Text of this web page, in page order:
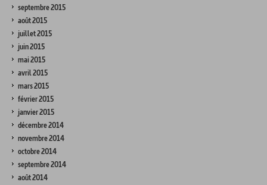
septembre 2015
août 2015
juillet 2015
juin 2015
mai 2015
avril 2015
mars 2015
février 2015
janvier 2015
décembre 2014
novembre 2014
octobre 2014
septembre 2014
août 2014